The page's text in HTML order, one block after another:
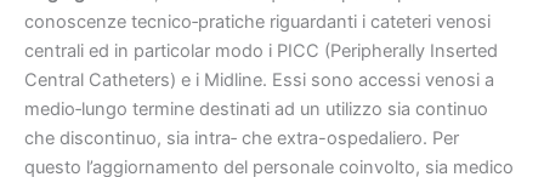
conoscenze tecnico‐pratiche riguardanti i cateteri venosi
centrali ed in particolar modo i PICC (Peripherally Inserted
Central Catheters) e i Midline. Essi sono accessi venosi a
medio‐lungo termine destinati ad un utilizzo sia continuo
che discontinuo, sia intra‐ che extra-ospedaliero. Per
questo l’aggiornamento del personale coinvolto, sia medico